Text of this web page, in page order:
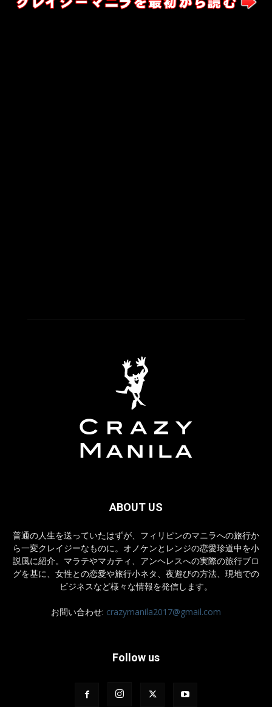
ABOUT US
普通の人生を送っていたはずが、フィリピンのマニラへの旅行か
ら一変クレイジーなものに。オノケンとレンジの恋愛珍道中を小
説風に紹介。マラテやマカティ、アンヘレスへの実際の旅行ブロ
グを基に、女性との恋愛や旅行小ネタ、夜遊びの方法、現地での
ビジネスなど様々な情報を発信します。
お問い合わせ: crazymanila2017@gmail.com
Follow us